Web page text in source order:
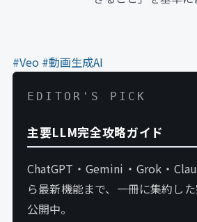
#Veo #動画生成AI
EDITOR'S PICK
主要LLM完全攻略ガイド
ChatGPT・Gemini・Grok・
ら最新機能まで、一冊に集約し
公開中。